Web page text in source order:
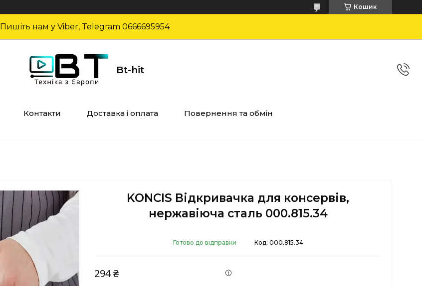
Кошик
Пишіть нам у Viber, Telegram 0666695954
Bt-hit
Контакти Доставка і оплата Повернення та обмін
KONCIS Відкривачка для консервів,
нержавіюча сталь 000.815.34
Готово до відправки Код: 000.815.34
294 ₴